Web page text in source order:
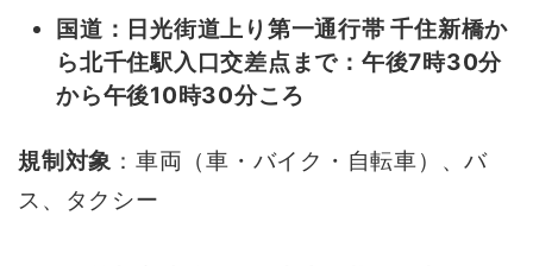
国道：日光街道上り第一通行帯 千住新橋か
ら北千住駅入口交差点まで：午後7時30分
から午後10時30分ころ
規制対象 ：車両（車・バイク・自転車）、バ
ス、タクシー